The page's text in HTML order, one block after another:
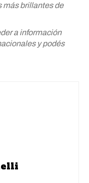
más brillantes de
a información
y podés